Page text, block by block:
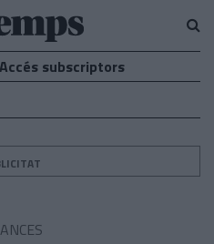
Accés subscriptors